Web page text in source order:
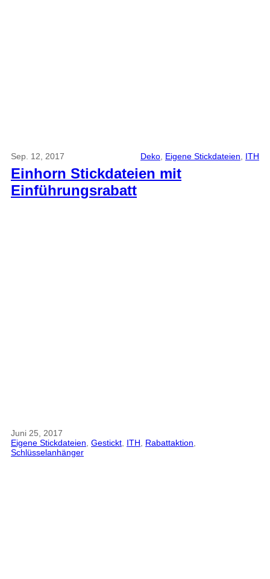
Sep. 12, 2017 Deko, Eigene Stickdateien, ITH
Einhorn Stickdateien mit
Einführungsrabatt
Juni 25, 2017
Eigene Stickdateien, Gestickt, ITH, Rabattaktion
Schlüsselanhänger